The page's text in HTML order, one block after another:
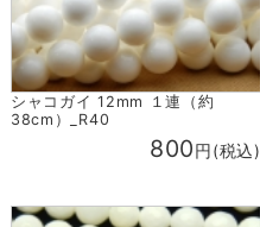
シャコガイ 12mm １連（約
38cm）_R40
800円(税込)